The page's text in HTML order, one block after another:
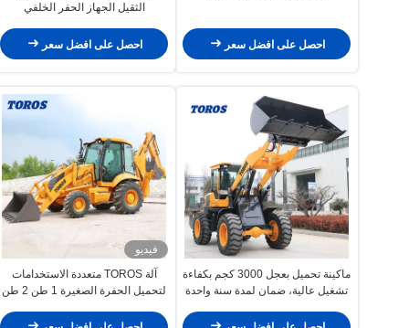
احصل على افضل سعر
الثقيل الجهاز الحفر الخلفي
احصل على افضل سعر
ماكينة تحميل بعجل 3000 كجم بكفاءة
تشغيل عالية، ضمان لمدة سنة واحدة
فيديو
آلة TOROS متعددة الاستخدامات
لتحميل الحفرة الصغيرة 1 طن 2 طن